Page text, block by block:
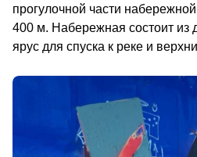
прогулочной части
400 м. Набережная состоит из